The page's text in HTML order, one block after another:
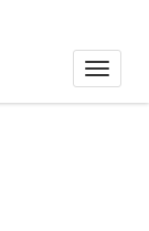
Toggle